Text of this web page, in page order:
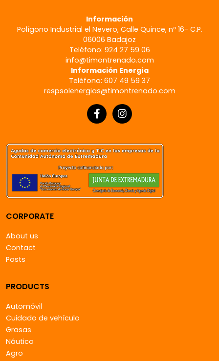
Información
Polígono Industrial el Nevero, Calle Quince, nº 16- C.P.
06006 Badajoz
Teléfono: 924 27 59 06
info@timontrenado.com
Información Energía
Teléfono: 607 49 59 37
respsolenergias@timontrenado.com
CORPORATE
About us
Contact
Posts
PRODUCTS
Automóvil
Cuidado de vehículo
Grasas
Náutico
Agro